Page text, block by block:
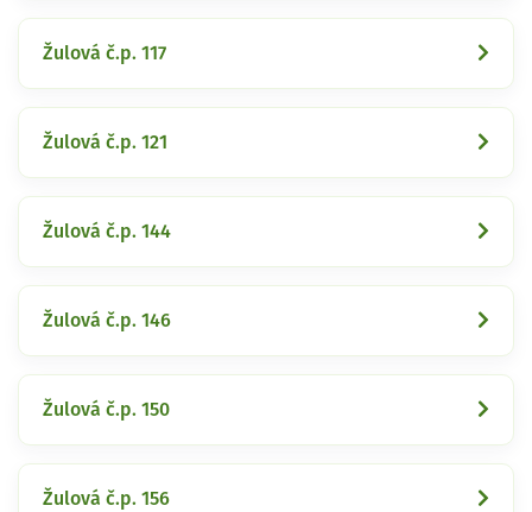
Žulová č.p. 117
Žulová č.p. 121
Žulová č.p. 144
Žulová č.p. 146
Žulová č.p. 150
Žulová č.p. 156